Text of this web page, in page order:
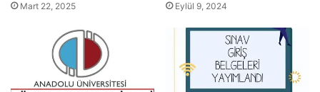
Mart 22, 2025 Eylül 9, 2024